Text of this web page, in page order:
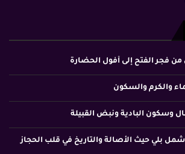
من فجر الفتح إلى أفول الحضارة
والكرم والسكون
وسكون البادية ونبض القبيلة
بلي حيث الأصالة والتاريخ في قلب الحجاز